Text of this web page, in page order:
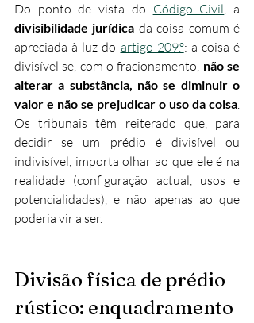
Do ponto de vista do Código Civil
divisibilidade jurídica da coisa comum é
apreciada à luz do artigo 209.º: a coisa é
divisível se, com o fracionamento, não se
alterar a substância, não se diminuir o
valor e não se prejudicar o uso da coisa.
Os tribunais têm reiterado que, para
decidir se um prédio é divisível ou
indivisível, importa olhar ao que ele é na
realidade (configuração actual, usos e
potencialidades), e não apenas ao que
poderia vir a ser.
Divisão física de prédio
rústico: enquadramento